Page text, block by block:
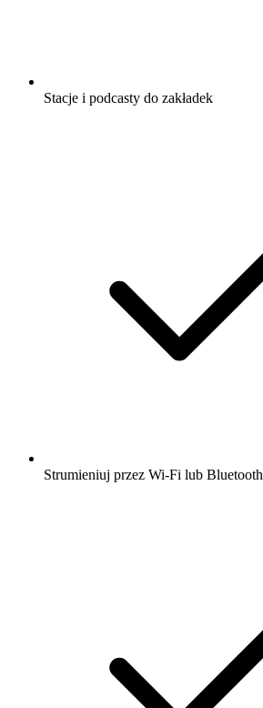
Stacje i podcasty do zakładek
Strumieniuj przez Wi-Fi lub Bluetooth